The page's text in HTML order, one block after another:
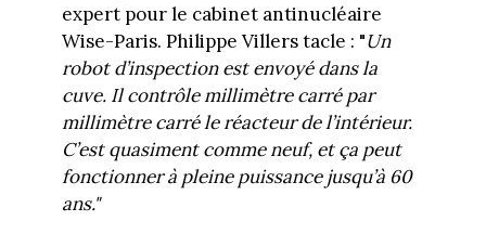
expert pour le cabinet antinucléaire
Wise-Paris. Philippe Villers tacle : "Un
robot d’inspection est envoyé dans la
cuve. Il contrôle millimètre carré par
millimètre carré le réacteur de l’intérieur.
C’est quasiment comme neuf, et ça peut
fonctionner à pleine puissance jusqu’à 60
ans."